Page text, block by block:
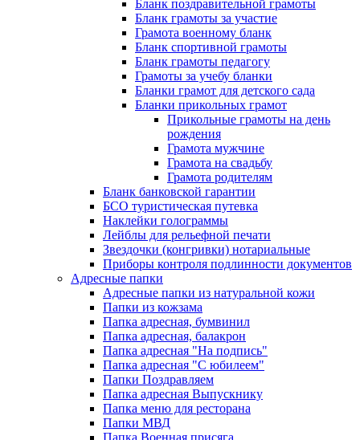
Бланк поздравительной грамоты
Бланк грамоты за участие
Грамота военному бланк
Бланк спортивной грамоты
Бланк грамоты педагогу
Грамоты за учебу бланки
Бланки грамот для детского сада
Бланки прикольных грамот
Прикольные грамоты на день
рождения
Грамота мужчине
Грамота на свадьбу
Грамота родителям
Бланк банковской гарантии
БСО туристическая путевка
Наклейки голограммы
Лейблы для рельефной печати
Звездочки (конгривки) нотариальные
Приборы контроля подлинности документов
Адресные папки
Адресные папки из натуральной кожи
Папки из кожзама
Папка адресная, бумвинил
Папка адресная, балакрон
Папка адресная "На подпись"
Папка адресная "C юбилеем"
Папки Поздравляем
Папка адресная Выпускнику
Папка меню для ресторана
Папки МВД
Папка Военная присяга